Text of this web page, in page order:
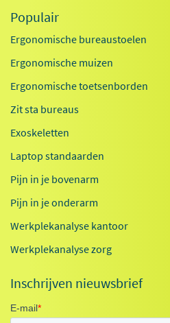
Populair
Ergonomische bureaustoelen
Ergonomische muizen
Ergonomische toetsenborden
Zit sta bureaus
Exoskeletten
Laptop standaarden
Pijn in je bovenarm
Pijn in je onderarm
Werkplekanalyse kantoor
Werkplekanalyse zorg
Inschrijven nieuwsbrief